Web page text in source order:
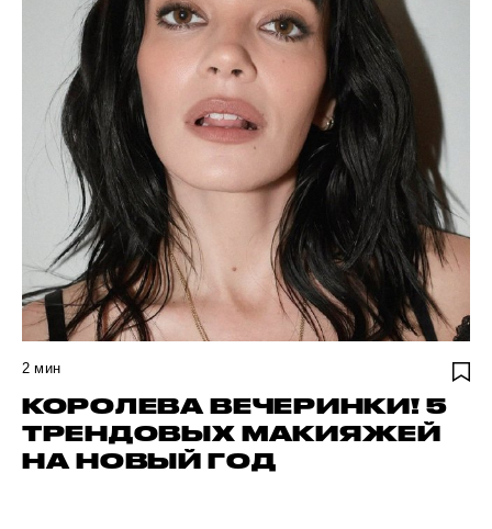
2 мин
КОРОЛЕВА ВЕЧЕРИНКИ! 5
ТРЕНДОВЫХ МАКИЯЖЕЙ
НА НОВЫЙ ГОД